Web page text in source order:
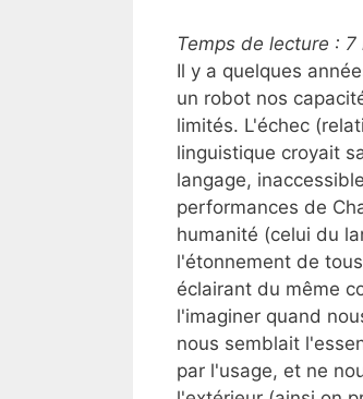
Temps de lecture : 7
Il y a quelques
un robot nos
limités. L'échec
linguistique croyait
langage,
performances de
humanité (celui du
l'étonnement de
éclairant du même
l'imaginer quand
nous semblait
par l'usage, et ne